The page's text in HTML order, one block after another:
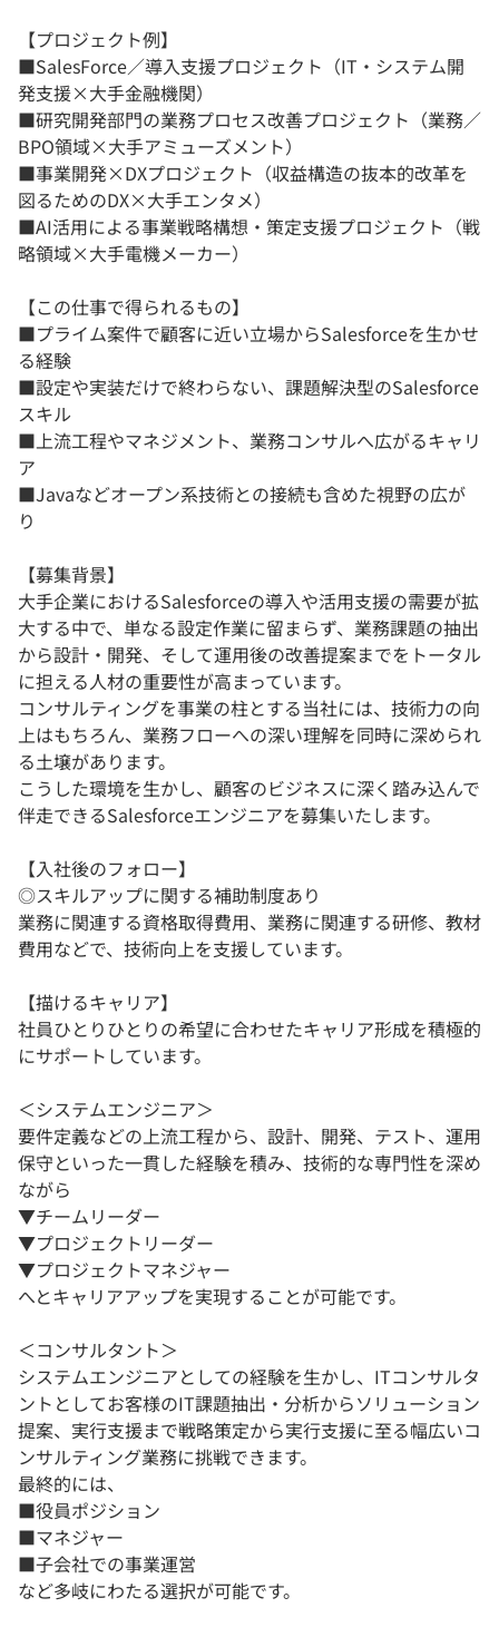
【プロジェクト例】
■SalesForce／導入支援プロジェクト（IT・システム開
発支援×大手金融機関）
■研究開発部門の業務プロセス改善プロジェクト（業務／
BPO領域×大手アミューズメント）
■事業開発×DXプロジェクト（収益構造の抜本的改革を
図るためのDX×大手エンタメ）
■AI活用による事業戦略構想・策定支援プロジェクト（戦
略領域×大手電機メーカー）
【この仕事で得られるもの】
■プライム案件で顧客に近い立場からSalesforceを生かせ
る経験
■設定や実装だけで終わらない、課題解決型のSalesforce
スキル
■上流工程やマネジメント、業務コンサルへ広がるキャリ
ア
■Javaなどオープン系技術との接続も含めた視野の広が
り
【募集背景】
大手企業におけるSalesforceの導入や活用支援の需要が拡
大する中で、単なる設定作業に留まらず、業務課題の抽出
から設計・開発、そして運用後の改善提案までをトータル
に担える人材の重要性が高まっています。
コンサルティングを事業の柱とする当社には、技術力の向
上はもちろん、業務フローへの深い理解を同時に深められ
る土壌があります。
こうした環境を生かし、顧客のビジネスに深く踏み込んで
伴走できるSalesforceエンジニアを募集いたします。
【入社後のフォロー】
◎スキルアップに関する補助制度あり
業務に関連する資格取得費用、業務に関連する研修、教材
費用などで、技術向上を支援しています。
【描けるキャリア】
社員ひとりひとりの希望に合わせたキャリア形成を積極的
にサポートしています。
＜システムエンジニア＞
要件定義などの上流工程から、設計、開発、テスト、運用
保守といった一貫した経験を積み、技術的な専門性を深め
ながら
▼チームリーダー
▼プロジェクトリーダー
▼プロジェクトマネジャー
へとキャリアアップを実現することが可能です。
＜コンサルタント＞
システムエンジニアとしての経験を生かし、ITコンサルタ
ントとしてお客様のIT課題抽出・分析からソリューション
提案、実行支援まで戦略策定から実行支援に至る幅広いコ
ンサルティング業務に挑戦できます。
最終的には、
■役員ポジション
■マネジャー
■子会社での事業運営
など多岐にわたる選択が可能です。